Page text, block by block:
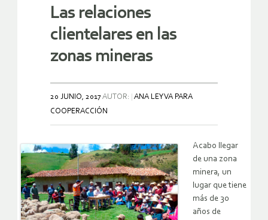
Las relaciones
clientelares en las
zonas mineras
20 JUNIO, 2017AUTOR:
ANA LEYVA PARA
COOPERACCIÓN
Acabo llegar
de una zona
minera, un
lugar que tiene
más de 30
años de